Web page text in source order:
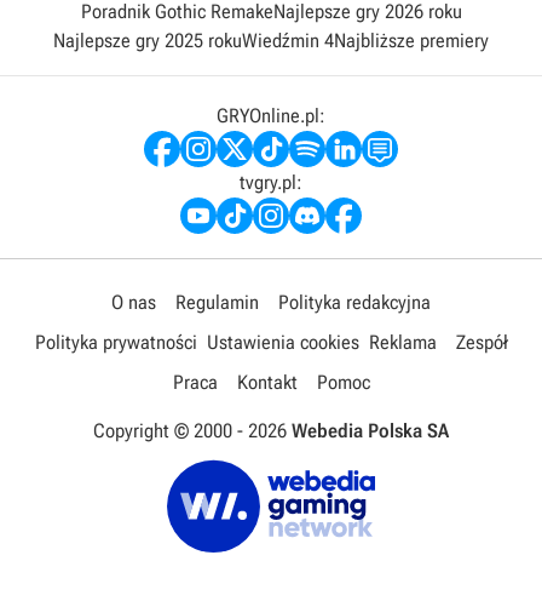
Poradnik Gothic RemakeNajlepsze gry 2026 roku
Najlepsze gry 2025 rokuWiedźmin 4Najbliższe premiery
GRYOnline.pl:
tvgry.pl:
O nas Regulamin
Polityka redakcyjna
Polityka prywatności Ustawienia cookies Reklama
Zespół
Praca
Kontakt Pomoc
Copyright © 2000 - 2026 Webedia Polska SA